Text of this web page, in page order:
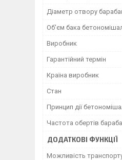
Діаметр отвору
Об'єм бака
Виробник
Гарантійний термін
Країна виробник
Стан
Принцип дії
Частота обертів
ДОДАТКОВІ ФУНКЦІЇ
Можливість